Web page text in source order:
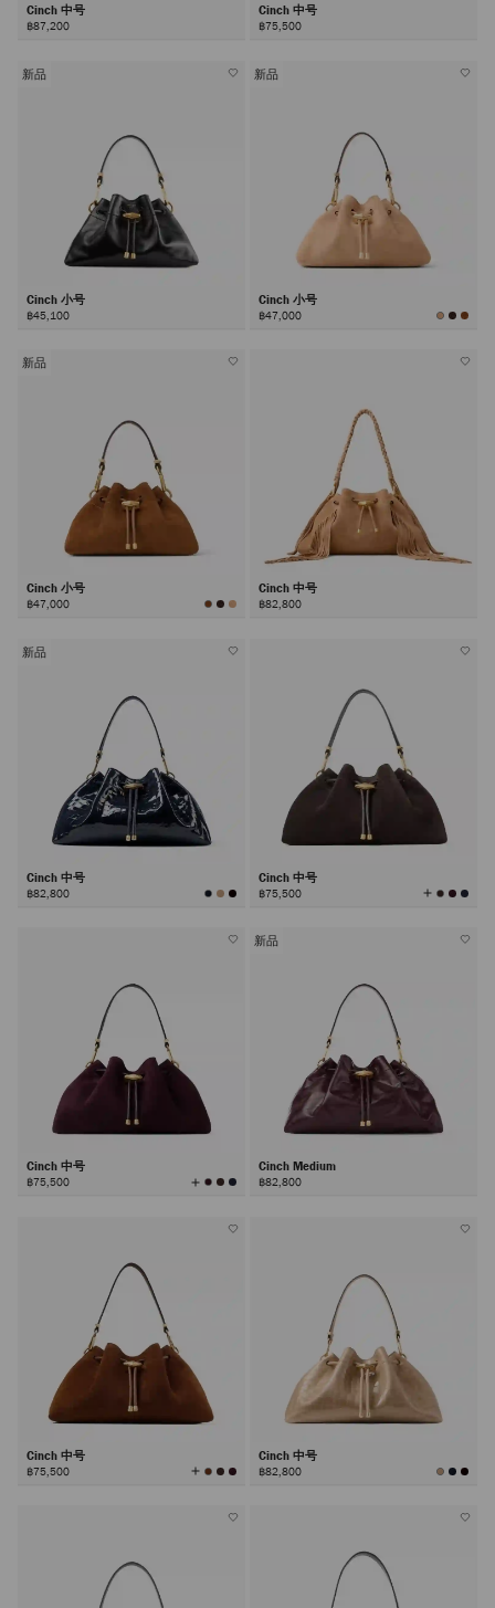
Cinch 中号
฿87,200
Cinch 中号
฿75,500
新品
Cinch 小号
฿45,100
新品
Cinch 小号
฿47,000
新品
Cinch 小号
฿47,000
Cinch 中号
฿82,800
新品
Cinch 中号
฿82,800
Cinch 中号
฿75,500 查
看
Cinch 中号
฿75,500 查
看
新品
Cinch Medium
฿82,800
Cinch 中号
฿75,500 查
看
Cinch 中号
฿82,800